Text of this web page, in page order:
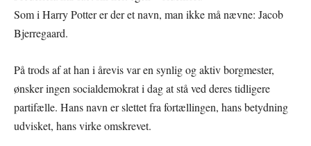
Som i Harry Potter er der et navn, man ikke må nævne: Jacob
Bjerregaard.
På trods af at han i årevis var en synlig og aktiv borgmester,
ønsker ingen socialdemokrat i dag at stå ved deres tidligere
partifælle. Hans navn er slettet fra fortællingen, hans betydning
udvisket, hans virke omskrevet.